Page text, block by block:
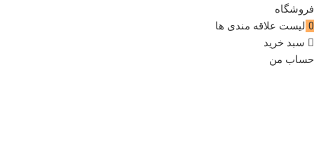
فروشگاه
0 لیست علاقه مندی ها
سبد خرید
حساب من